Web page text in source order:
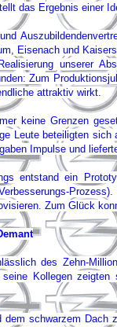
das Ergebnis einer
Eisenach und
unserer
Zum
attraktiv wirkt.
keine Grenzen
Leute beteiligten
Impulse und
entstand ein
Zum Glück
des Zehn-
Kollegen
schwarzem